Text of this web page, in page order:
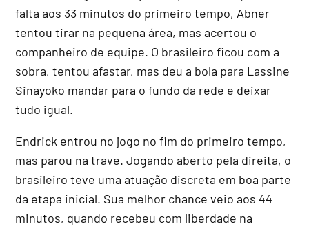
falta aos 33 minutos do primeiro tempo, Abner
tentou tirar na pequena área, mas acertou o
companheiro de equipe. O brasileiro ficou com a
sobra, tentou afastar, mas deu a bola para Lassine
Sinayoko mandar para o fundo da rede e deixar
tudo igual.
Endrick entrou no jogo no fim do primeiro tempo,
mas parou na trave. Jogando aberto pela direita, o
brasileiro teve uma atuação discreta em boa parte
da etapa inicial. Sua melhor chance veio aos 44
minutos, quando recebeu com liberdade na